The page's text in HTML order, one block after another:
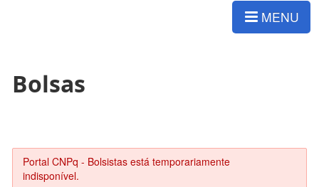
MENU
Bolsas
Portal CNPq - Bolsistas está temporariamente
indisponível.